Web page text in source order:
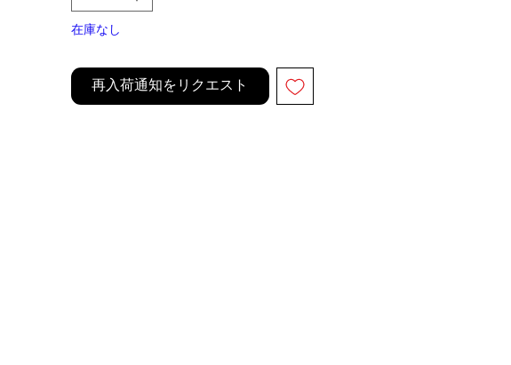
在庫なし
再入荷通知をリクエスト